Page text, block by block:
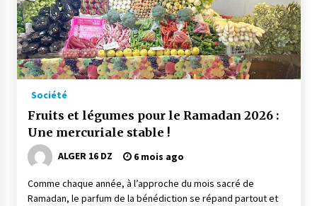
Société
Fruits et légumes pour le Ramadan 2026 :
Une mercuriale stable !
ALGER 16 DZ 6 mois ago
Comme chaque année, à l’approche du mois sacré de
Ramadan, le parfum de la bénédiction se répand partout et